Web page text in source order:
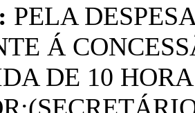
PELA
Á
DE 10